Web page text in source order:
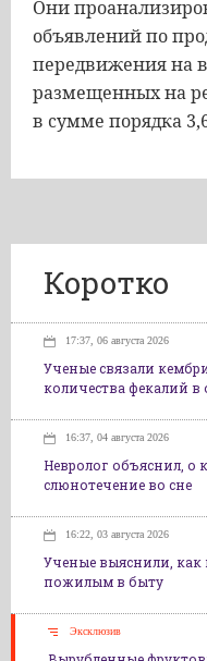
Они
объявлений по
передвижения на
размещенных на
в сумме порядка
Коротко
17:37, 06 августа 2026
Ученые связали
количества фекалий в
16:37, 04 августа 2026
Невролог объяснил, о
слюнотечение во сне
16:22, 03 августа 2026
Ученые выяснили,
пожилым в быту
Эксклюзив